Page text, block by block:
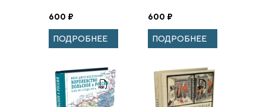
система.
Альманах.
Выпуск 5
600 ₽
ПОДРОБНЕЕ
истории — 2014–
2016. Вып. 11
600 ₽
ПОДРОБНЕЕ